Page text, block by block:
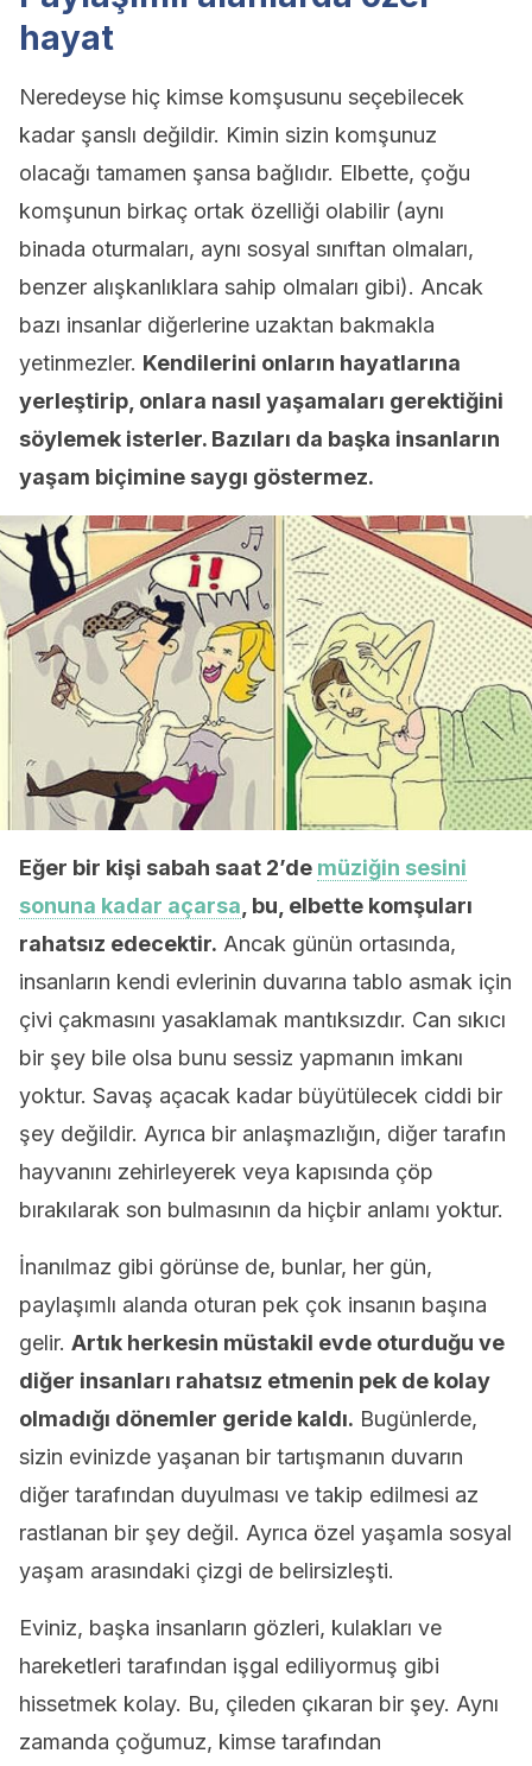
hayat
Neredeyse hiç kimse komşusunu seçebilecek
kadar şanslı değildir. Kimin sizin komşunuz
olacağı tamamen şansa bağlıdır. Elbette, çoğu
komşunun birkaç ortak özelliği olabilir (aynı
binada oturmaları, aynı sosyal sınıftan olmaları,
benzer alışkanlıklara sahip olmaları gibi). Ancak
bazı insanlar diğerlerine uzaktan bakmakla
yetinmezler. Kendilerini onların hayatlarına
yerleştirip, onlara nasıl yaşamaları gerektiğini
söylemek isterler. Bazıları da başka insanların
yaşam biçimine saygı göstermez.
Eğer bir kişi sabah saat 2’de müziğin sesini
sonuna kadar açarsa , bu, elbette komşuları
rahatsız edecektir. Ancak günün ortasında,
insanların kendi evlerinin duvarına tablo asmak için
çivi çakmasını yasaklamak mantıksızdır. Can sıkıcı
bir şey bile olsa bunu sessiz yapmanın imkanı
yoktur. Savaş açacak kadar büyütülecek ciddi bir
şey değildir. Ayrıca bir anlaşmazlığın, diğer tarafın
hayvanını zehirleyerek veya kapısında çöp
bırakılarak son bulmasının da hiçbir anlamı yoktur.
İnanılmaz gibi görünse de, bunlar, her gün,
paylaşımlı alanda oturan pek çok insanın başına
gelir. Artık herkesin müstakil evde oturduğu ve
diğer insanları rahatsız etmenin pek de kolay
olmadığı dönemler geride kaldı. Bugünlerde,
sizin evinizde yaşanan bir tartışmanın duvarın
diğer tarafından duyulması ve takip edilmesi az
rastlanan bir şey değil. Ayrıca özel yaşamla sosyal
yaşam arasındaki çizgi de belirsizleşti.
Eviniz, başka insanların gözleri, kulakları ve
hareketleri tarafından işgal ediliyormuş gibi
hissetmek kolay. Bu, çileden çıkaran bir şey. Aynı
zamanda çoğumuz, kimse tarafından